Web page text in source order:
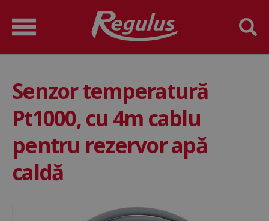
Senzor temperatură
Pt1000, cu 4m cablu
pentru rezervor apă
caldă